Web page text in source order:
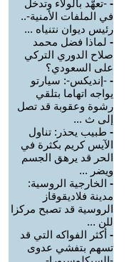
- -تعهّد بالولاء وتدخل
في الملفات الأمنية-..
رئيس ديوان نتنياه ...
- لماذا فضل محمد
صلاح الدوري التركي
على السعودي؟
- -إنديكس-: سيارتو
يواجه اتهاما بتلقي
رشوة وعقوبة قد تصل
إلى ث ...
- طبيب يحذر: تناول
الآيس كريم بكثرة في
الحر قد يرهق الجسم
ويضر ...
- الخارجية الروسية:
مدينة فلاديقوقاز
الروسية قد تصبح مركزا
للن ...
- أكثر الفواكه التي قد
تسهم بتفشي عدوى